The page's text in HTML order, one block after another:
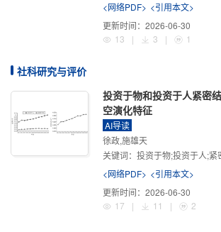
<网络PDF> <引用本文>
更新时间： 2026-06-30
13
| 3 | 1
社科研究与评价
投资于物和投资于人紧密
空演化特征
AI导读
徐政,施雄天
关键词： 投资于物;投资于人;紧密
<网络PDF> <引用本文>
更新时间： 2026-06-30
17
| 11 | 2